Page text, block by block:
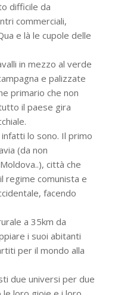
difficile da
commerciali,
e là le cupole delle
in mezzo al verde
e palizzate
primario che non
il paese gira
lo sono. Il primo
(da non
città che
regime comunista e
facendo
a 35km da
i suoi abitanti
per il mondo alla
due universi per due